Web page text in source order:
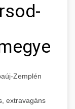
Zemplén
extravagáns